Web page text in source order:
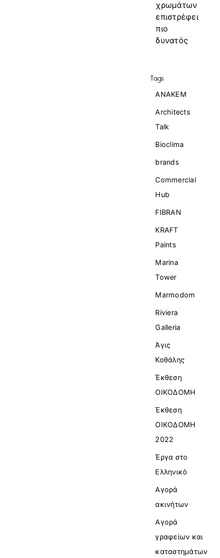
χρωμάτων
επιστρέφει
πιο
δυνατός
Tags
ANAKEM
Architects
Talk
Bioclima
brands
Commercial
Ηub
FIBRAN
KRAFT
Paints
Marina
Tower
Marmodom
Riviera
Galleria
Άγις
Κοθάλης
Έκθεση
ΟΙΚΟΔΟΜΗ
Έκθεση
ΟΙΚΟΔΟΜΗ
2022
Έργα στο
Ελληνικό
Αγορά
ακινήτων
Αγορά
γραφείων και
καταστημάτων